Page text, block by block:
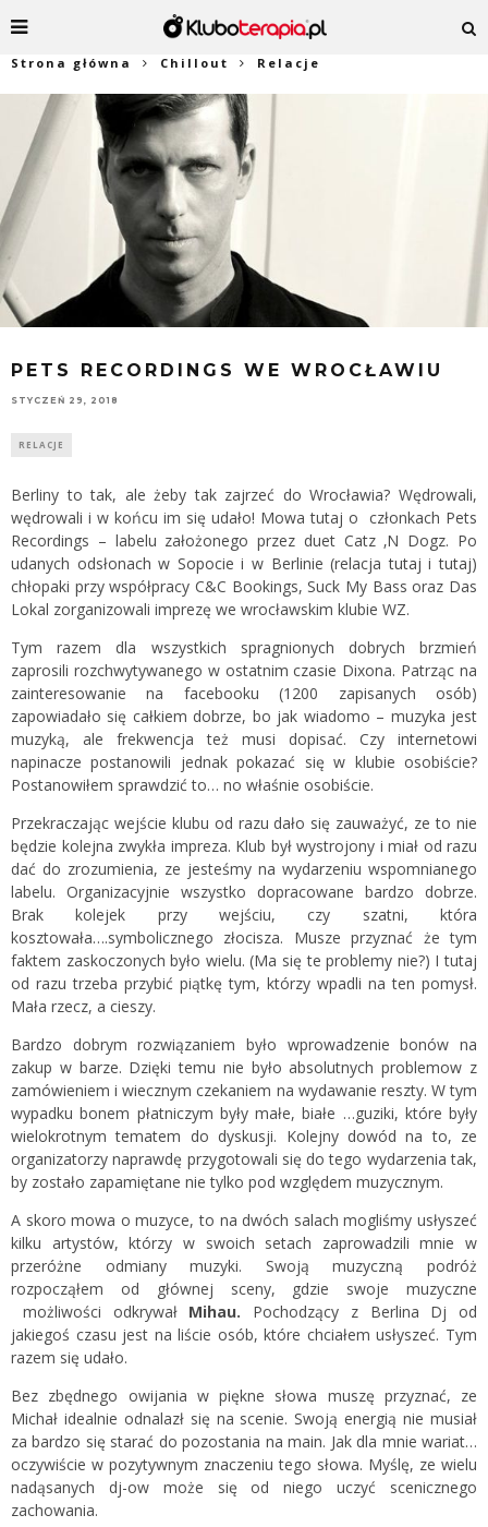
Strona główna Chillout Relacje
PETS RECORDINGS WE WROCŁAWIU
STYCZEŃ 29, 2018
RELACJE
Berliny to tak, ale żeby tak zajrzeć do Wrocławia? Wędrowali,
wędrowali i w końcu im się udało! Mowa tutaj o członkach Pets
Recordings – labelu założonego przez duet Catz ‚N Dogz. Po
udanych odsłonach w Sopocie i w Berlinie (relacjatutaj itutaj)
chłopaki przy współpracy C&C Bookings, Suck My Bass oraz Das
Lokal zorganizowali imprezę we wrocławskim klubie WZ.
Tym razem dla wszystkich spragnionych dobrych brzmień
zaprosili rozchwytywanego w ostatnim czasie Dixona. Patrząc na
zainteresowanie na facebooku (1200 zapisanych osób)
zapowiadało się całkiem dobrze, bo jak wiadomo – muzyka jest
muzyką, ale frekwencja też musi dopisać. Czy internetowi
napinacze postanowili jednak pokazać się w klubie osobiście?
Postanowiłem sprawdzić to… no właśnie osobiście.
Przekraczając wejście klubu od razu dało się zauważyć, ze to nie
będzie kolejna zwykła impreza. Klub był wystrojony i miał od razu
dać do zrozumienia, ze jesteśmy na wydarzeniu wspomnianego
labelu. Organizacyjnie wszystko dopracowane bardzo dobrze.
Brak kolejek przy wejściu, czy szatni, która
kosztowała….symbolicznego złocisza. Musze przyznać że tym
faktem zaskoczonych było wielu. (Ma się te problemy nie?) I tutaj
od razu trzeba przybić piątkę tym, którzy wpadli na ten pomysł.
Mała rzecz, a cieszy.
Bardzo dobrym rozwiązaniem było wprowadzenie bonów na
zakup w barze. Dzięki temu nie było absolutnych problemow z
zamówieniem i wiecznym czekaniem na wydawanie reszty. W tym
wypadku bonem płatniczym były małe, białe …guziki, które były
wielokrotnym tematem do dyskusji. Kolejny dowód na to, ze
organizatorzy naprawdę przygotowali się do tego wydarzenia tak,
by zostało zapamiętane nie tylko pod względem muzycznym.
A skoro mowa o muzyce, to na dwóch salach mogliśmy usłyszeć
kilku artystów, którzy w swoich setach zaprowadzili mnie w
przeróżne odmiany muzyki. Swoją muzyczną podróż
rozpocząłem od głównej sceny, gdzie swoje muzyczne
możliwości odkrywał Mihau. Pochodzący z Berlina Dj od
jakiegoś czasu jest na liście osób, które chciałem usłyszeć. Tym
razem się udało.
Bez zbędnego owijania w piękne słowa muszę przyznać, ze
Michał idealnie odnalazł się na scenie. Swoją energią nie musiał
za bardzo się starać do pozostania na main. Jak dla mnie wariat…
oczywiście w pozytywnym znaczeniu tego słowa. Myślę, ze wielu
nadąsanych dj-ow może się od niego uczyć scenicznego
zachowania.